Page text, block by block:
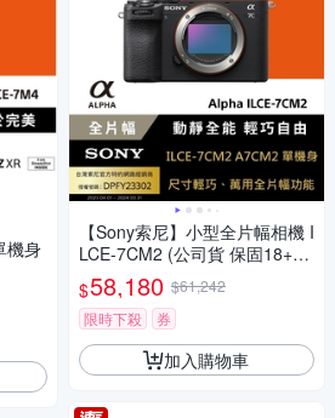
【Sony索尼】小型全片幅相機 I
LCE-7CM2 (公司貨 保固18+6
個月)
$58,180 $61,242
限時下殺
券
加入購物車